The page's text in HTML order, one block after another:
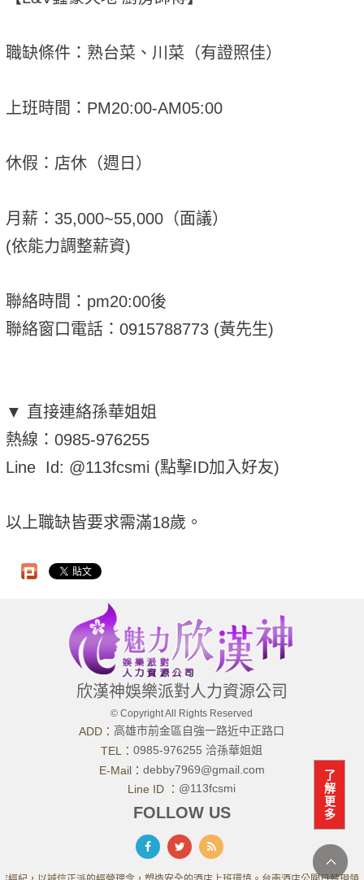
職缺條件：熟台菜、川菜（有證照佳）
上班時間：PM20:00-AM05:00
休假：店休（週日）
月薪：35,000~55,000（面議）
(依能力調整薪資)
聯絡時間：pm20:00後
聯絡窗口電話：0915788773 (黃先生)
▼ 直接連絡孫華姐姐
熱線：0985-976255
Line Id: @113fcsmi (點擊ID加入好友)
以上職缺皆要求需滿18歲。
了
解
更
多
欣漢神娛樂派對人力資源公司
© Copyright All Rights Reserved
ADD： 高雄市前金區自強一路近中正路口
TEL：0985-976255 洽孫華姐姐
E-Mail： debby7969@gmail.com
Line ID ： @113fcsmi
FOLLOW US